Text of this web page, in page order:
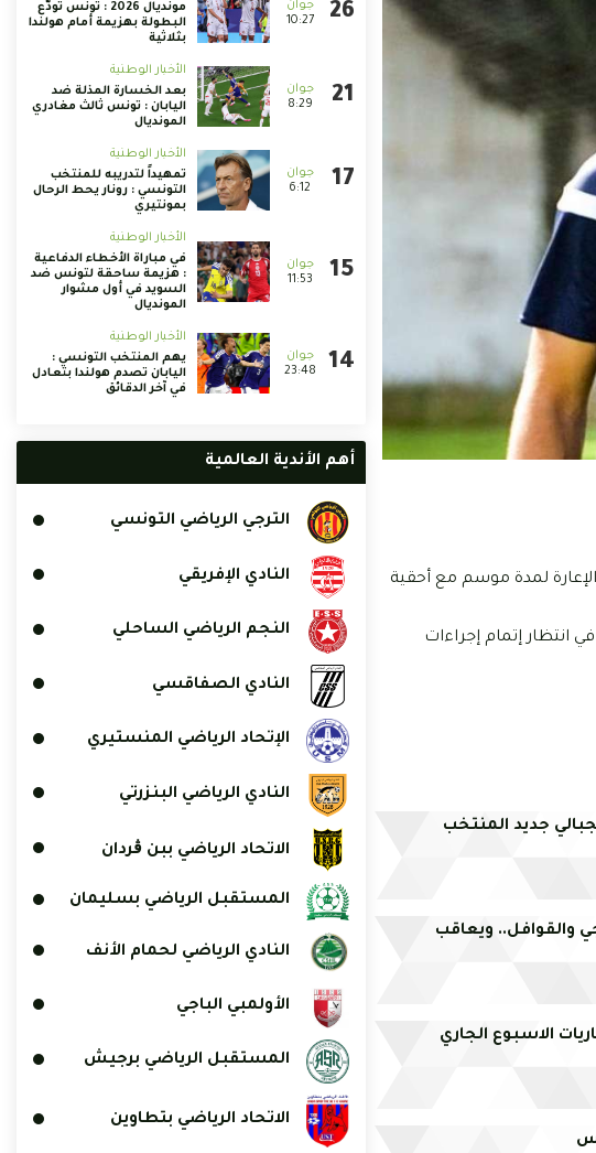
الإعارة لمدة موسم مع أحقية
انتظار إتمام إجراءات
جديد المنتخب
والقوافل.. ويعاقب
الاسبوع الجاري
10:27
مونديال 2026 : تونس تودّع
البطولة بهزيمة أمام هولندا
بثلاثية
8:29
الأخبار الوطنية
بعد الخسارة المذلة ضد
اليابان : تونس ثالث مغادري
المونديال
6:12
الأخبار الوطنية
تمهيداً لتدريبه للمنتخب
التونسي : رونار يحط الرحال
بمونتيري
11:53
الأخبار الوطنية
في مباراة الأخطاء الدفاعية
: هزيمة ساحقة لتونس ضد
السويد في أول مشوار
المونديال
23:48
الأخبار الوطنية
يهم المنتخب التونسي :
اليابان تصدم هولندا بتعادل
في آخر الدقائق
أهم الأندية العالمية
الترجي الرياضي التونسي
النادي الإفريقي
النجم الرياضي الساحلي
النادي الصفاقسي
الإتحاد الرياضي المنستيري
النادي الرياضي البنزرتي
الاتحاد الرياضي ببن ڨردان
المستقبل الرياضي بسليمان
النادي الرياضي لحمام الأنف
الأولمبي الباجي
المستقبل الرياضي برجيش
الاتحاد الرياضي بتطاوين